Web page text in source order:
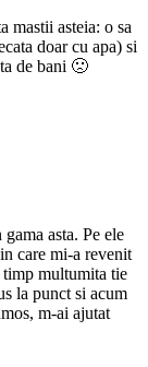
mastii asteia: o sa
doar cu apa) si
de bani 🙁
asta. Pe ele
care mi-a revenit
multumita tie
la punct si acum
m-ai ajutat